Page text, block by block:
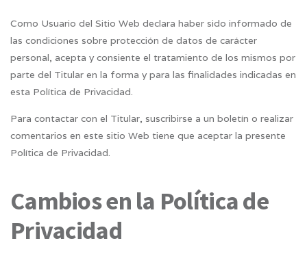
Como Usuario del Sitio Web declara haber sido informado de
las condiciones sobre protección de datos de carácter
personal, acepta y consiente el tratamiento de los mismos por
parte del Titular en la forma y para las finalidades indicadas en
esta Política de Privacidad.
Para contactar con el Titular, suscribirse a un boletín o realizar
comentarios en este sitio Web tiene que aceptar la presente
Política de Privacidad.
Cambios en la Política de
Privacidad